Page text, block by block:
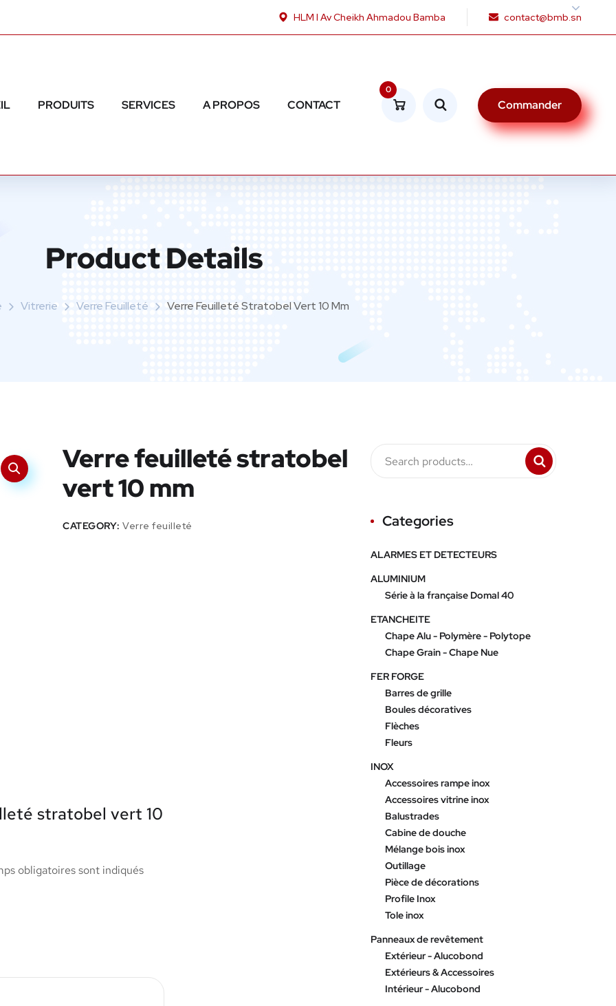
HLM I Av Cheikh Ahmadou Bamba contact@bmb.sn
PRODUITS SERVICES A PROPOS CONTACT
0
Commander
Product Details
Vitrerie Verre Feuilleté Verre Feuilleté Stratobel Vert 10 Mm
Verre feuilleté stratobel
vert 10 mm
CATEGORY:Verre feuilleté
stratobel vert 10
obligatoires sont indiqués
Categories
ALARMES ET DETECTEURS
ALUMINIUM
Série à la française Domal 40
ETANCHEITE
Chape Alu - Polymère - Polytope
Chape Grain - Chape Nue
FER FORGE
Barres de grille
Boules décoratives
Flèches
Fleurs
INOX
Accessoires rampe inox
Accessoires vitrine inox
Balustrades
Cabine de douche
Mélange bois inox
Outillage
Pièce de décorations
Profile Inox
Tole inox
Panneaux de revêtement
Extérieur - Alucobond
Extérieurs & Accessoires
Intérieur - Alucobond